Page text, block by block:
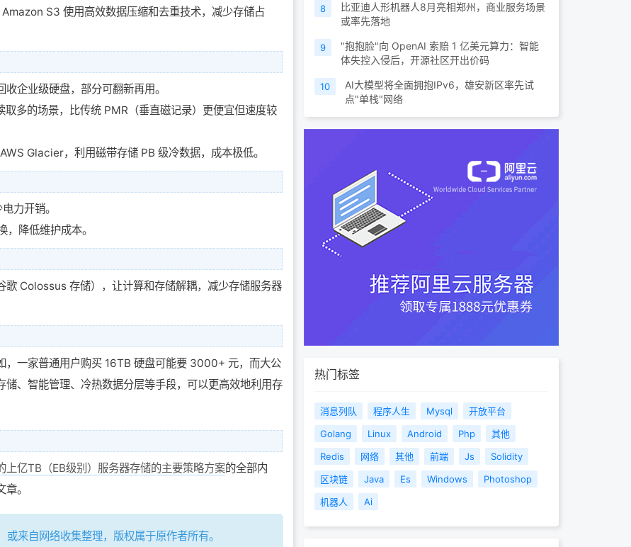
S3 使用高效数据压缩和去重技术，减少存储占
企业级硬盘，部分可翻新再用。
多的场景，比传统 PMR（垂直磁记录）更便宜但速度较
Glacier，利用磁带存储 PB 级冷数据，成本极低。
力开销。
降低维护成本。
Colossus 存储），让计算和存储解耦，减少存储服务器
，一家普通用户购买 16TB 硬盘可能要 3000+ 元，而大公
、智能管理、冷热数据分层等手段，可以更高效地利用存
上亿TB（EB级别）服务器存储的主要策略方案的全部内
。
来自网络收集整理，版权属于原作者所有。
8
比亚迪人形机器人8月亮相郑州，商业服务场景
或率先落地
9
"抱抱脸"向 OpenAI 索赔 1 亿美元算力：智能
体失控入侵后，开源社区开出价码
10
AI大模型将全面拥抱IPv6，雄安新区率先试
点"单栈"网络
热门标签
消息列队 程序人生 Mysql
开放平台
Golang
Linux Android Php
其他
Redis
网络 其他 前端 Js
Solidity
区块链
Java Es Windows
Photoshop
机器人
Ai